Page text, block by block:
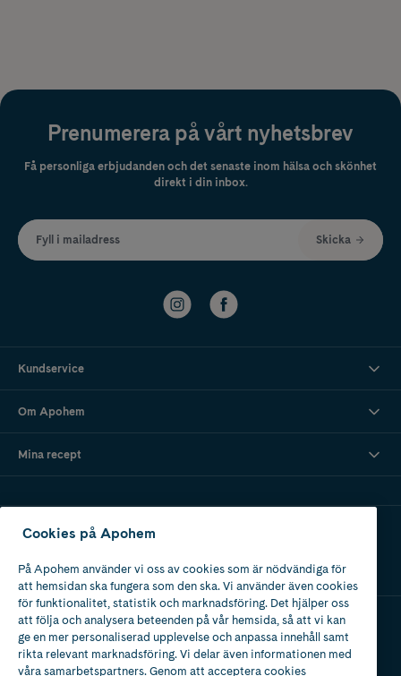
Prenumerera på vårt nyhetsbrev
Få personliga erbjudanden och det senaste inom hälsa och skönhet
direkt i din inbox.
Fyll i mailadress Skicka
Kundservice
Om Apohem
Mina recept
Ladda ner vår app
Apotek med tillstånd
av Läkemedelsverket
Cookies på Apohem
På Apohem använder vi oss av cookies som är nödvändiga för
att hemsidan ska fungera som den ska. Vi använder även cookies
för funktionalitet, statistik och marknadsföring. Det hjälper oss
att följa och analysera beteenden på vår hemsida, så att vi kan
ge en mer personaliserad upplevelse och anpassa innehåll samt
rikta relevant marknadsföring. Vi delar även informationen med
våra samarbetspartners. Genom att acceptera cookies